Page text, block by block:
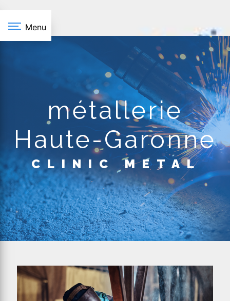
Menu
métallerie
Haute-Garonne
CLINIC METAL